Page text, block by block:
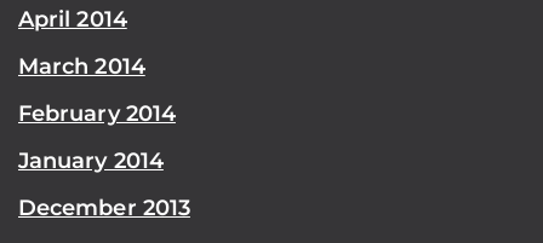
April 2014
March 2014
February 2014
January 2014
December 2013